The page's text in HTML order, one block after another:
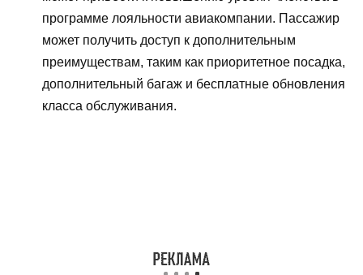
программе лояльности авиакомпании. Пассажир
может получить доступ к дополнительным
преимуществам, таким как приоритетное посадка,
дополнительный багаж и бесплатные обновления
класса обслуживания.